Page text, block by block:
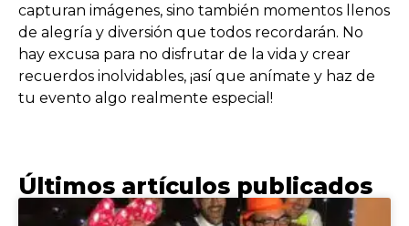
capturan imágenes, sino también momentos llenos
de alegría y diversión que todos recordarán. No
hay excusa para no disfrutar de la vida y crear
recuerdos inolvidables, ¡así que anímate y haz de
tu evento algo realmente especial!
Últimos artículos publicados